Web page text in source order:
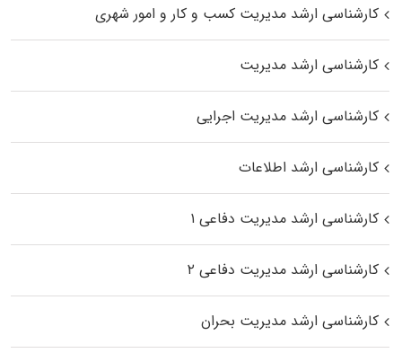
کارشناسی ارشد مدیریت کسب و کار و امور شهری
کارشناسی ارشد مدیریت
کارشناسی ارشد مدیریت اجرایی
کارشناسی ارشد اطلاعات
کارشناسی ارشد مدیریت دفاعی ۱
کارشناسی ارشد مدیریت دفاعی ۲
کارشناسی ارشد مدیریت بحران